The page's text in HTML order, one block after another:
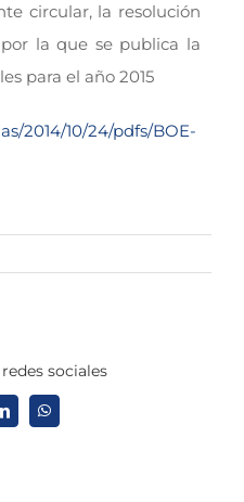
circular, la resolución
la que se publica la
para el año 2015
2014/10/24/pdfs/BOE-
sociales
LinkedInWhatsApp